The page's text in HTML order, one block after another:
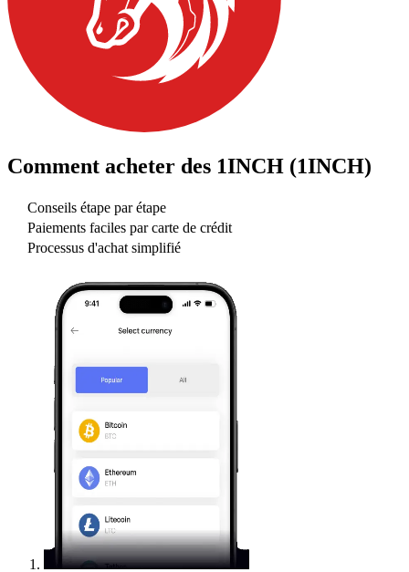
Comment acheter des 1INCH (1INCH)
Conseils étape par étape
Paiements faciles par carte de crédit
Processus d'achat simplifié